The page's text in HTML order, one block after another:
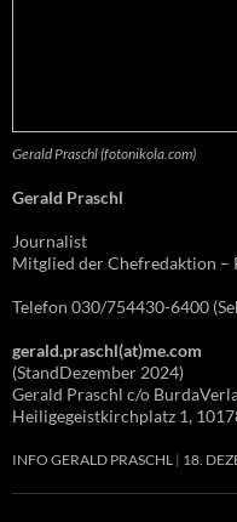
Gerald Praschl (fotonikola.com)
Gerald Praschl
Journalist
Mitglied der Chefredaktion
Telefon 030/754430-6400
gerald.praschl(at)me.com
(StandDezember 2024)
Gerald Praschl c/o
Heiligegeistkirchplatz 1,
INFO GERALD PRASCHL 18.